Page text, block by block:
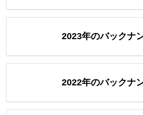
2023年のバックナ
2022年のバックナ